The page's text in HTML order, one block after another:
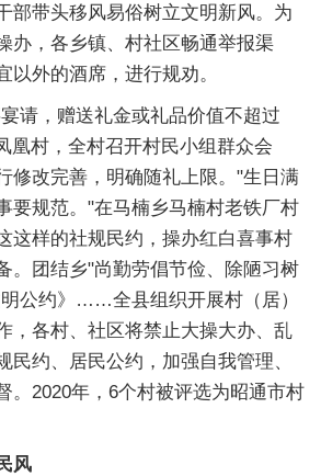
部带头移风易俗树立文明新风。为
办，各乡镇、村社区畅通举报渠
以外的酒席，进行规劝。
请，赠送礼金或礼品价值不超过
凰村，全村召开村民小组群众会
修改完善，明确随礼上限。"生日满
要规范。"在马楠乡马楠村老铁厂村
这样的社规民约，操办红白喜事村
。团结乡"尚勤劳倡节俭、除陋习树
公约》……全县组织开展村（居）
，各村、社区将禁止大操大办、乱
民约、居民公约，加强自我管理、
。2020年，6个村被评选为昭通市村
风